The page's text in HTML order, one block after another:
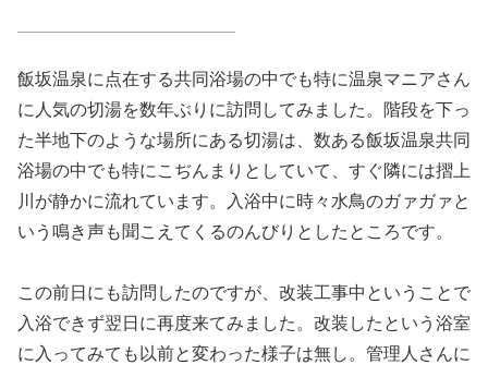
飯坂温泉に点在する共同浴場の中でも特に温泉マニアさん
に人気の切湯を数年ぶりに訪問してみました。階段を下っ
た半地下のような場所にある切湯は、数ある飯坂温泉共同
浴場の中でも特にこぢんまりとしていて、すぐ隣には摺上
川が静かに流れています。入浴中に時々水鳥のガァガァと
いう鳴き声も聞こえてくるのんびりとしたところです。
この前日にも訪問したのですが、改装工事中ということで
入浴できず翌日に再度来てみました。改装したという浴室
に入ってみても以前と変わった様子は無し。管理人さんに